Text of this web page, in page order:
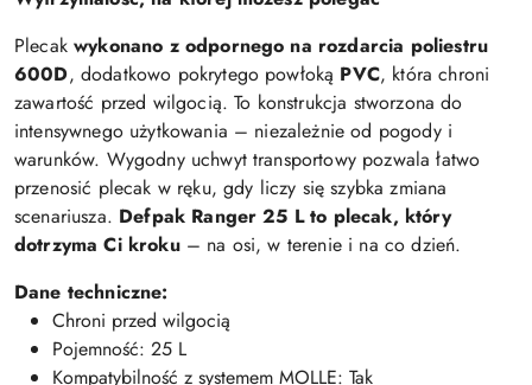
Plecakwykonano z odpornego na rozdarcia poliestru
600D, dodatkowo pokrytego powłoką PVC, która chroni
zawartość przed wilgocią. To konstrukcja stworzona do
intensywnego użytkowania – niezależnie od pogody i
warunków. Wygodny uchwyt transportowy pozwala łatwo
przenosić plecak w ręku, gdy liczy się szybka zmiana
scenariusza. Defpak Ranger 25 L to plecak, który
dotrzyma Ci kroku– na osi, w terenie i na co dzień.
Dane techniczne:
Chroni przed wilgocią
Pojemność: 25 L
Kompatybilność z systemem MOLLE: Tak